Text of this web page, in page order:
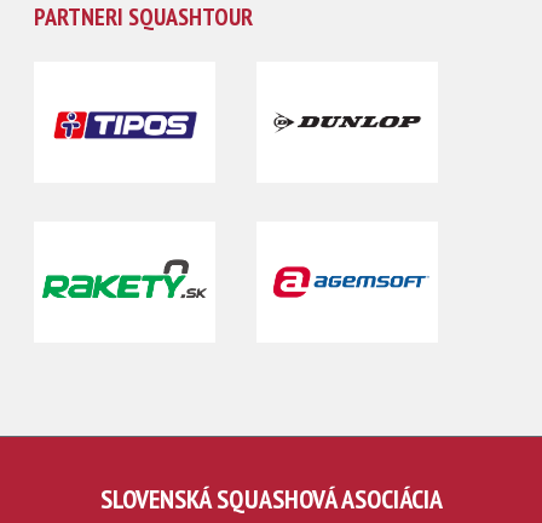
PARTNERI SQUASHTOUR
SLOVENSKÁ SQUASHOVÁ ASOCIÁCIA